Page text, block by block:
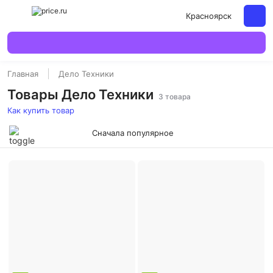
Красноярск
Главная Дело Техники
Товары Дело Техники 3 товара
Как купить товар
Сначала популярное